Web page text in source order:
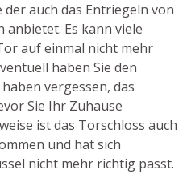
auch das Entriegeln von
Es kann viele
auf einmal nicht mehr
haben Sie den
vergessen, das
Sie Ihr Zuhause
ist das Torschloss auch
und hat sich
nicht mehr richtig passt.